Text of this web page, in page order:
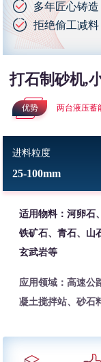
多年匠心铸
拒绝偷工减
打石制砂机,
优势 两台液压蓄
进料粒度
25-100mm
适用物料：河卵石
铁矿石、青石、山
玄武岩等
应用领域：高速公
凝土搅拌站、砂石